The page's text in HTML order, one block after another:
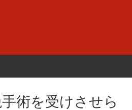
術を受けさせら